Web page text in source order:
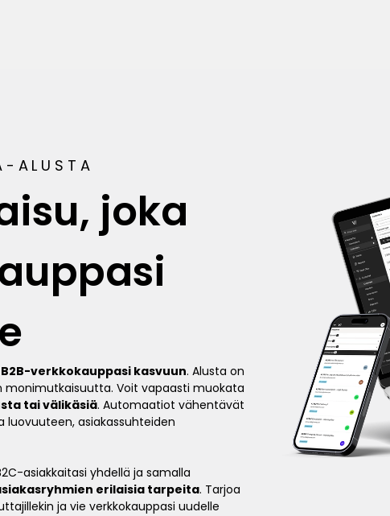
ALUSTA
joka
verkkokauppasi kasvuun. Alusta on
Voit vapaasti muokata
tai välikäsiä. Automaatiot vähentävät
asiakassuhteiden
asiakkaitasi yhdellä ja samalla
erilaisia tarpeita. Tarjoa
ja vie verkkokauppasi uudelle